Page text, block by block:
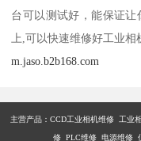
台可以测试好，能保证
上,可以快速维修好工业相
m.jaso.b2b168.com
主营产品： CCD工业相机维修 工业
修 PLC维修 电源维修